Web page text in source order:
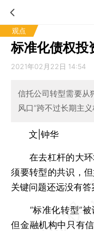
观点
标准化债权投
2021年02月22日 14:54
信托公司转型需要从
风口”跨不过长期主
文|钟华
在去杠杆的大环
须要转型的共识，
关键问题还远没有答
“标准化转型”被
但金融机构中只有